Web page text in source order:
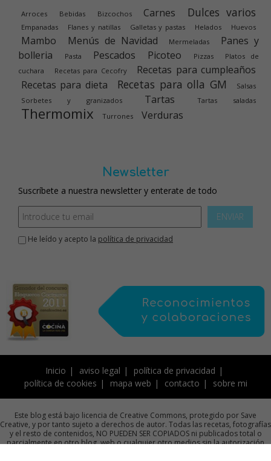
Arroces Bebidas Bizcochos Carnes Dulces varios
Empanadas Flanes y natillas Galletas y pastas Helados Huevos
Mambo Menús de Navidad Mermeladas
Panes y
bolleria
Pasta Pescados Picoteo Pizzas
Platos de
cuchara
Recetas para Cecofry
Recetas para cumpleaños
Recetas para dieta
Recetas para olla GM
Salsas
Sorbetes y granizados
Tartas Tartas saladas
Thermomix Turrones Verduras
Newsletter
Suscríbete a nuestra newsletter y enterate de todo
ENVIAR
He leído y acepto la política de privacidad
Inicio aviso legal
política de privacidad
política de cookies
mapa web contacto sobre mi
Este blog está bajo licencia de Creative Commons, protegido por Save
Creative, y por tanto sujeto a derechos de autor. Todas las recetas, fotografías
y el resto de contenidos, NO PUEDEN SER COPIADOS ni publicados total o
parcialmente en otro blog, web o cualquier otro medios sin la autorización